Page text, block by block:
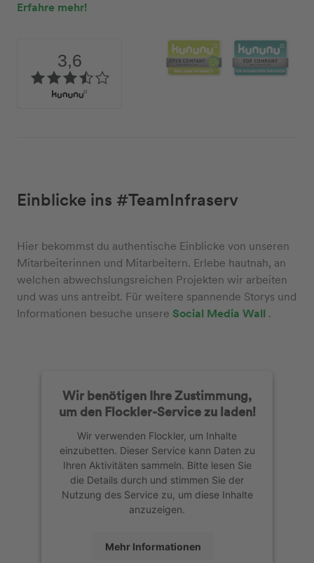
Erfahre mehr!
Einblicke ins #TeamInfraserv
Hier bekommst du authentische Einblicke von unseren
Mitarbeiterinnen und Mitarbeitern. Erlebe hautnah, an
welchen abwechslungsreichen Projekten wir arbeiten
und was uns antreibt. Für weitere spannende Storys und
Informationen besuche unsere Social Media Wall .
Wir benötigen Ihre Zustimmung,
um den Flockler-Service zu laden!
Wir verwenden Flockler, um Inhalte
einzubetten. Dieser Service kann Daten zu
Ihren Aktivitäten sammeln. Bitte lesen Sie
die Details durch und stimmen Sie der
Nutzung des Service zu, um diese Inhalte
anzuzeigen.
Mehr Informationen